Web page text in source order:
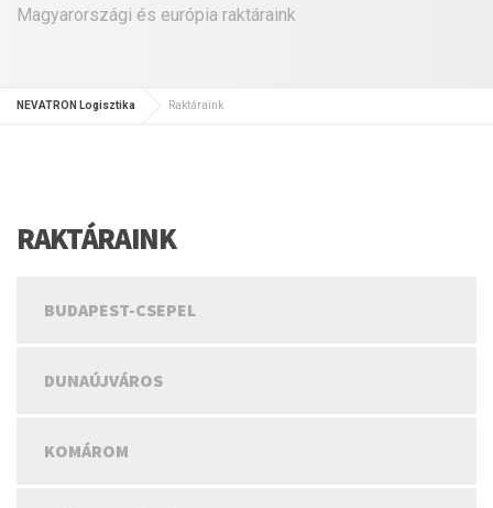
Magyarországi és európia raktáraink
NEVATRON Logisztika Raktáraink
RAKTÁRAINK
BUDAPEST-CSEPEL
DUNAÚJVÁROS
KOMÁROM